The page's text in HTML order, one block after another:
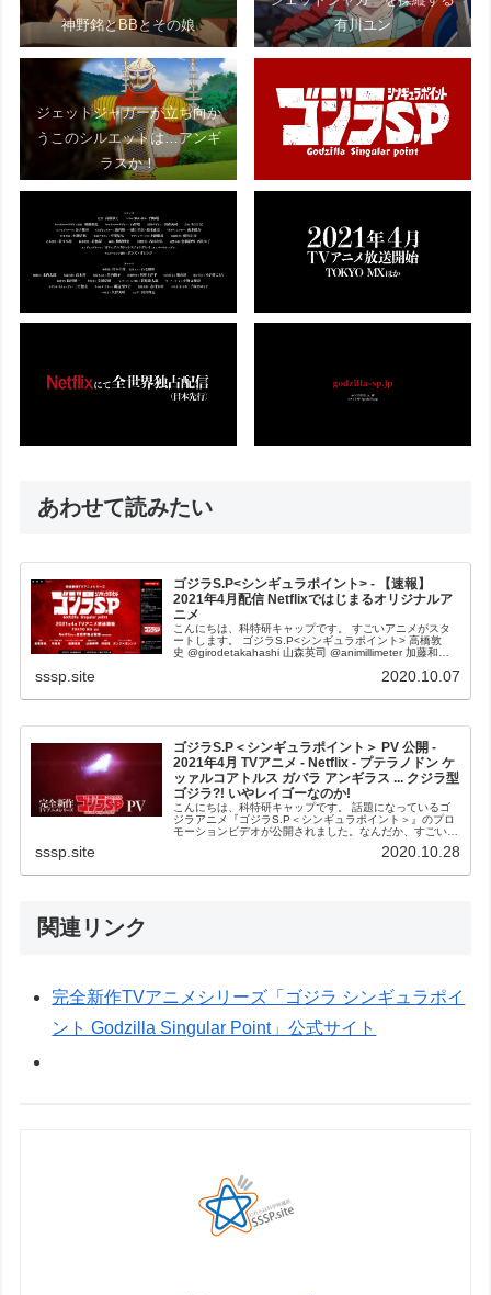
神野銘とBBとその娘
有川ユン
ジェットジャガーが立ち向か
うこのシルエットは…アンギ
ラスか！
あわせて読みたい
ゴジラS.P<シンギュラポイント> - 【速報】
2021年4月配信 Netflixではじまるオリジナルア
ニメ
こんにちは、科特研キャップです。 すごいアニメがスタ
ートします。 ゴジラS.P<シンギュラポイント> 高橋敦
史 @girodetakahashi 山森英司 @animillimeter 加藤和恵
sssp.site 2020.10.07
ゴジラS.P＜シンギュラポイント＞ PV 公開 -
2021年4月 TVアニメ - Netflix - プテラノドン ケ
ッァルコアトルス ガバラ アンギラス ... クジラ型
ゴジラ?! いやレイゴーなのか!
こんにちは、科特研キャップです。 話題になっているゴ
ジラアニメ『ゴジラS.P＜シンギュラポイント＞』のプロ
モーションビデオが公開されました。なんだか、すごい熱
sssp.site 2020.10.28
関連リンク
完全新作TVアニメシリーズ「ゴジラ シンギュラポイ
ント Godzilla Singular Point」公式サイト